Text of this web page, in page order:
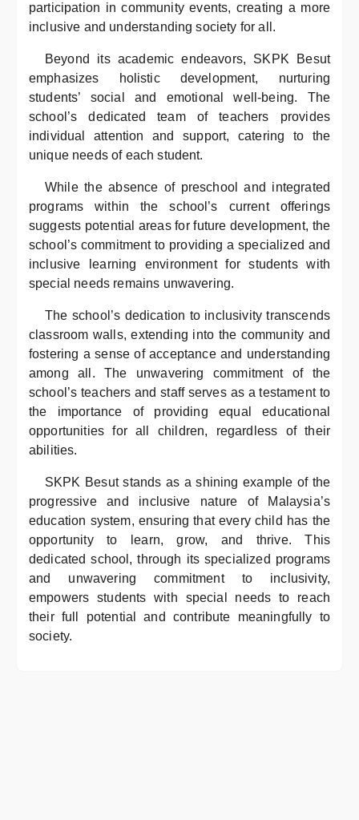
participation in community events, creating a more
inclusive and understanding society for all.
Beyond its academic endeavors, SKPK Besut
emphasizes holistic development, nurturing
students’ social and emotional well-being. The
school’s dedicated team of teachers provides
individual attention and support, catering to the
unique needs of each student.
While the absence of preschool and integrated
programs within the school’s current offerings
suggests potential areas for future development, the
school’s commitment to providing a specialized and
inclusive learning environment for students with
special needs remains unwavering.
The school’s dedication to inclusivity transcends
classroom walls, extending into the community and
fostering a sense of acceptance and understanding
among all. The unwavering commitment of the
school’s teachers and staff serves as a testament to
the importance of providing equal educational
opportunities for all children, regardless of their
abilities.
SKPK Besut stands as a shining example of the
progressive and inclusive nature of Malaysia’s
education system, ensuring that every child has the
opportunity to learn, grow, and thrive. This
dedicated school, through its specialized programs
and unwavering commitment to inclusivity,
empowers students with special needs to reach
their full potential and contribute meaningfully to
society.